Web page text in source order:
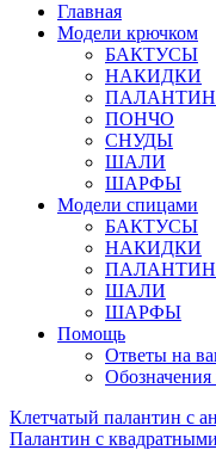
Главная
Модели крючком
БАКТУСЫ
НАКИДКИ
ПОНЧО
СНУДЫ
ШАЛИ
ШАРФЫ
Модели спицами
БАКТУСЫ
НАКИДКИ
ШАЛИ
ШАРФЫ
Помощь
Ответы на
Клетчатый палантин с
Палантин с